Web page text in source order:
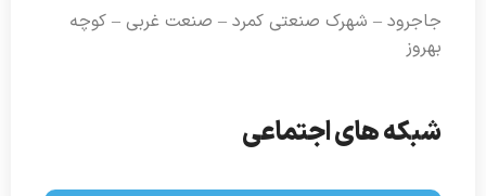
شبکه های اجتماعی
جاجرود – شهرک صنعتی کمرد – صنعت غربی – کوچه
بهروز